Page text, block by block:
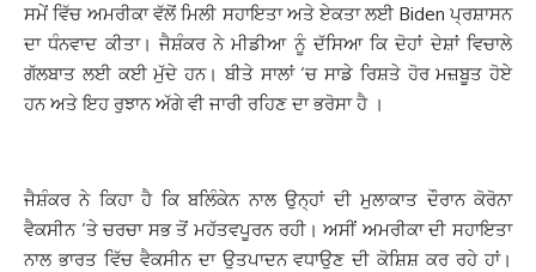
ਸਮੇਂ ਵਿੱਚ ਅਮਰੀਕਾ ਵੱਲੋਂ ਮਿਲੀ ਸਹਾਇਤਾ ਅਤੇ ਏਕਤਾ ਲਈ Biden ਪ੍ਰਸ਼ਾਸਨ
ਦਾ ਧੰਨਵਾਦ ਕੀਤਾ। ਜੈਸ਼ੰਕਰ ਨੇ ਮੀਡੀਆ ਨੂੰ ਦੱਸਿਆ ਕਿ ਦੋਹਾਂ ਦੇਸ਼ਾਂ ਵਿਚਾਲੇ
ਗੱਲਬਾਤ ਲਈ ਕਈ ਮੁੱਦੇ ਹਨ। ਬੀਤੇ ਸਾਲਾਂ ‘ਚ ਸਾਡੇ ਰਿਸ਼ਤੇ ਹੋਰ ਮਜ਼ਬੂਤ ​​ਹੋਏ
ਹਨ ਅਤੇ ਇਹ ਰੁਝਾਨ ਅੱਗੇ ਵੀ ਜਾਰੀ ਰਹਿਣ ਦਾ ਭਰੋਸਾ ਹੈ ।
ਜੈਸ਼ੰਕਰ ਨੇ ਕਿਹਾ ਹੈ ਕਿ ਬਲਿੰਕੇਨ ਨਾਲ ਉਨ੍ਹਾਂ ਦੀ ਮੁਲਾਕਾਤ ਦੌਰਾਨ ਕੋਰੋਨਾ
ਵੈਕਸੀਨ ‘ਤੇ ਚਰਚਾ ਸਭ ਤੋਂ ਮਹੱਤਵਪੂਰਨ ਰਹੀ। ਅਸੀਂ ਅਮਰੀਕਾ ਦੀ ਸਹਾਇਤਾ
ਨਾਲ ਭਾਰਤ ਵਿੱਚ ਵੈਕਸੀਨ ਦਾ ਉਤਪਾਦਨ ਵਧਾਉਣ ਦੀ ਕੋਸ਼ਿਸ਼ ਕਰ ਰਹੇ ਹਾਂ।